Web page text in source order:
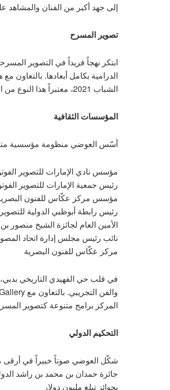
إلى جهد أكبر من الفنان والمشاهد
تصوير المسرح
الدرامية بكامل أبعادها.
الشباب 2021، معتبراً هذا النوع من التصوير أرشيفاً بصرياً لحماية الإرث المسرحي.
المؤسسات الثقافية
أسّس العوضي منظومة مؤسسية
مؤسس نادي الإمارات للتصوير
رئيس جمعية الإمارات للتصوير
مؤسس مركز عكّاس للفنون
رئيس رابطة أبوظبي الدولية
الأمين العام لجائزة الشيخ منصور
نائب رئيس مجلس إدارة اتحاد
مركز عكّاس للفنون البصرية
في قلب حي الفهيدي التاريخي
المركز برامج متنوعة كتصوير
التحكيم الدولي
شكّل العوضي صوتاً خبيراً في أرقى
بجوائز تبلغ مليون دولار